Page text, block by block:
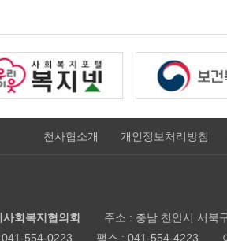
천사협소개 개인정보처리방침
사회복지협의회
주소 : 충남 천안시 서북
554-0223
팩스 : 041-554-4223